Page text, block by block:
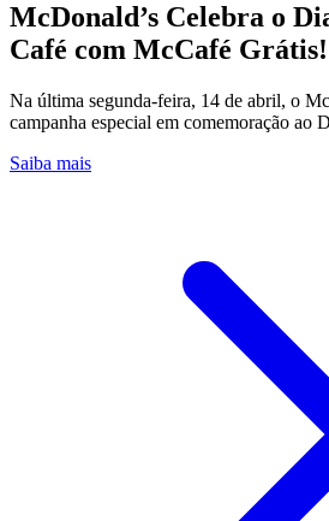
McDonald’s Celebra o
Café com McCafé Grátis!
Na última segunda-feira, 14 de abril, o
campanha especial em comemoração
Saiba mais